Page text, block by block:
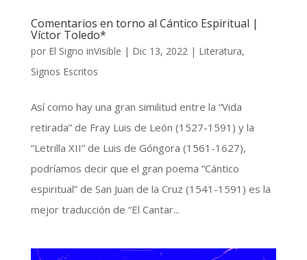
Comentarios en torno al Cántico Espiritual |
Víctor Toledo*
por El Signo inVisible | Dic 13, 2022| Literatura,
Signos Escritos
Así como hay una gran similitud entre la “Vida
retirada” de Fray Luis de León (1527-1591) y la
“Letrilla XII” de Luis de Góngora (1561-1627),
podríamos decir que el gran poema “Cántico
espiritual” de San Juan de la Cruz (1541-1591) es la
mejor traducción de “El Cantar...